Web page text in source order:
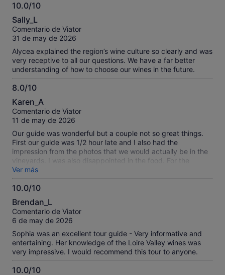
10.0/10
10.0
sobre
10
Sally_L
Comentario de Viator
31 de may de 2026
Alycea explained the region’s wine culture so clearly and was
very receptive to all our questions. We have a far better
understanding of how to choose our wines in the future.
8.0/10
8.0
sobre
10
Karen_A
Comentario de Viator
11 de may de 2026
Our guide was wonderful but a couple not so great things.
First our guide was 1/2 hour late and I also had the
impression from the photos that we would actually be in the
vineyards. I was also disappointed in the food. For the
amount of money that we spent on this tour I expected more
than some cheese. I am unsure if we actually got the “full “
tour that we paid for since it was cut short by 1/2 hour, very
and tour was WAY overpriced for what we got. Would never
book again
Ver más
10.0/10
10.0
sobre
10
Brendan_L
Comentario de Viator
6 de may de 2026
Sophia was an excellent tour guide - Very informative and
entertaining. Her knowledge of the Loire Valley wines was
very impressive. I would recommend this tour to anyone.
10.0/10